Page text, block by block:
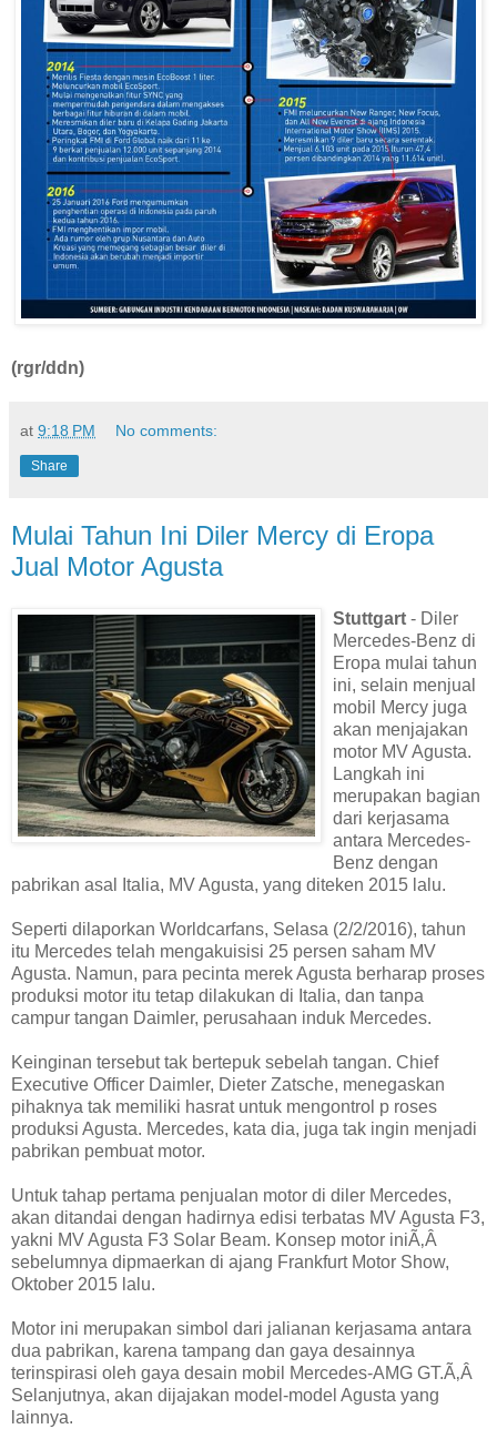
(rgr/ddn)
at 9:18 PM No comments:
Share
Mulai Tahun Ini Diler Mercy di Eropa
Jual Motor Agusta
Stuttgart - Diler
Mercedes-Benz di
Eropa mulai tahun
ini, selain menjual
mobil Mercy juga
akan menjajakan
motor MV Agusta.
Langkah ini
merupakan bagian
dari kerjasama
antara Mercedes-
Benz dengan
pabrikan asal Italia, MV Agusta, yang diteken 2015 lalu.
Seperti dilaporkan Worldcarfans, Selasa (2/2/2016), tahun
itu Mercedes telah mengakuisisi 25 persen saham MV
Agusta. Namun, para pecinta merek Agusta berharap proses
produksi motor itu tetap dilakukan di Italia, dan tanpa
campur tangan Daimler, perusahaan induk Mercedes.
Keinginan tersebut tak bertepuk sebelah tangan. Chief
Executive Officer Daimler, Dieter Zatsche, menegaskan
pihaknya tak memiliki hasrat untuk mengontrol p roses
produksi Agusta. Mercedes, kata dia, juga tak ingin menjadi
pabrikan pembuat motor.
Untuk tahap pertama penjualan motor di diler Mercedes,
akan ditandai dengan hadirnya edisi terbatas MV Agusta F3,
yakni MV Agusta F3 Solar Beam. Konsep motor iniÃ‚Â
sebelumnya dipmaerkan di ajang Frankfurt Motor Show,
Oktober 2015 lalu.
Motor ini merupakan simbol dari jalianan kerjasama antara
dua pabrikan, karena tampang dan gaya desainnya
terinspirasi oleh gaya desain mobil Mercedes-AMG GT.Ã‚Â
Selanjutnya, akan dijajakan model-model Agusta yang
lainnya.